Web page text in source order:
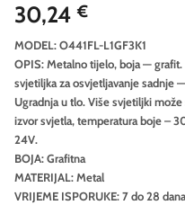
30,24 €
MODEL: O441FL-L1GF3K1
OPIS: Metalno tijelo, boja —
svjetiljka za osvjetljavanje sadnje
Ugradnja u tlo. Više svjetiljki
izvor svjetla, temperatura boje –
24V.
BOJA: Grafitna
MATERIJAL: Metal
VRIJEME ISPORUKE: 7 do 28 dana